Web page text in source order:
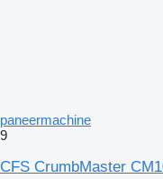
paneermachine
9
CFS CrumbMaster